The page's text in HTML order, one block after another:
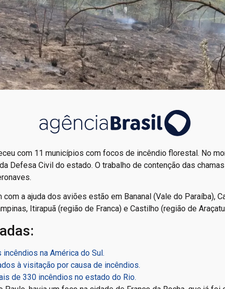
com 11 municípios com focos de incêndio florestal. No
Defesa Civil do estado. O trabalho de contenção das
a ajuda dos aviões estão em Bananal (Vale do Paraíba),
Itirapuã (região de Franca) e Castilho (região de
na América do Sul.
à visitação por causa de incêndios.
de 330 incêndios no estado do Rio.